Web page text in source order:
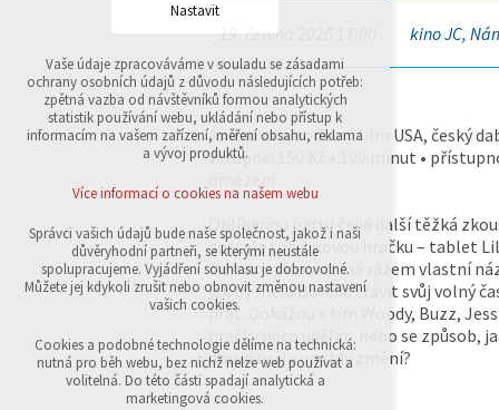
19. června 2026 17:00 kino JC,
Animovaný rodinný film USA, český
Vstupné: 150 Kč • 100 minut •
Oblíbenou partu čeká další těžká
dostala totiž novou hračku – tablet
člen domácnosti má rázem vlastní
jak by měla Bonnie trávit svůj volný
hrát. Dokážou s tím Woody, Buzz,
hračky něco udělat, nebo se způsob,
dosud hrála navždy změní?
Nastavit
Technická cookies
nutná pro provozování webu
udržení kontextu stránek (session): případná
přihlášení, volby jazyka, apod.
analytická pro anonymizované vyhodnocení
návštěvnosti
marketingová cookies (Google,Sklik)
Více informací o cookies na našem webu
Přijmout všechny cookies
Odmítnout vše
Vaše údaje zpracováváme v souladu se zásadami
ochrany osobních údajů z důvodu následujících potřeb:
zpětná vazba od návštěvníků formou analytických
statistik používání webu, ukládání nebo přístup k
informacím na vašem zařízení, měření obsahu, reklama
a vývoj produktů.
Více informací o cookies na našem webu
Správci vašich údajů bude naše společnost, jakož i naši
důvěryhodní partneři, se kterými neustále
spolupracujeme. Vyjádření souhlasu je dobrovolné.
Můžete jej kdykoli zrušit nebo obnovit změnou nastavení
vašich cookies.
Cookies a podobné technologie dělíme na technická:
nutná pro běh webu, bez nichž nelze web používat a
volitelná. Do této části spadají analytická a
marketingová cookies.